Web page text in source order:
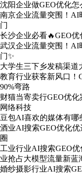
沈阳企业做GEO优化
南京企业流量突围！AI
门
长沙企业必看🔥GEO
武汉企业流量突围！AI
门✨
大学生三下乡发稿渠道
教育行业获客新风口！
90%弯路
财猫当寄卖行GEO优
网络科技
豆包AI喜欢的媒体有哪
酒业AI搜索GEO优化
圈
工业行业AI搜索GEO
业抢占大模型流量新蓝
婚纱摄影行业AI搜索